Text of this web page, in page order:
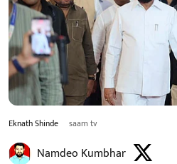
Eknath Shinde saam tv
Namdeo Kumbhar